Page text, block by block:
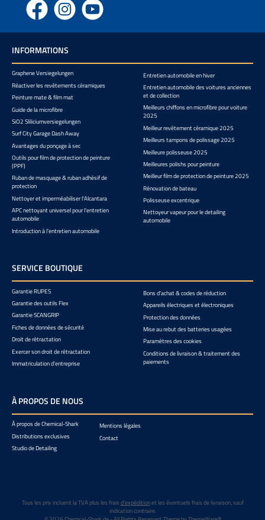
Facebook Instagram YouTube
INFORMATIONS
Graphene Versiegelungen
Réactiver les revêtements céramiques
Peinture mate & film mat
Guide de la microfibre
SiO2 Sliliciumversiegelungen
Surf City Garage Dash Away
Avantages du ponçage à sec
Outils pour film de protection de peinture
(PPF)
Ruban de masquage & ruban adhésif de
protection
Nettoyer et imperméabiliser l'Alcantara
APC nettoyant universel pour l’entretien
automobile
Introduction à l’entretien automobile
Entretien automobile en hiver
Entretien automobile des voitures anciennes
et de collection
Meilleurs chiffons en microfibre pour voiture
2025
Meilleur revêtement céramique 2025
Meilleurs tampons de polissage 2025
Meilleure polisseuse 2025
Meilleures polishs pour peinture
Meilleur film de protection de peinture 2025
Rénovation de bateau
Polisseuse excentrique
Nettoyeur vapeur pour le detailing
automobile
SERVICE BOUTIQUE
Garantie RUPES
Garantie des outils Flex
Garantie SCANGRIP
Fiches de données de sécurité
Droit de rétractation
Exercer son droit de rétractation
Immatriculation d'entreprise
Bons d'achat & codes de réduction
Appareils électriques et électroniques
Protection des données
Mise au rebut des batteries usagées
Paramètres des cookies
Conditions de livraison & traitement des
paiements
À PROPOS DE NOUS
À propos de Chemical-Shark
Distributions exclusives
Studio de Detailing
Mentions légales
Contact
Tous les prix incluent la TVA plus les frais d'expéditionet les éventuels frais de livraison, sauf
indication contraire.